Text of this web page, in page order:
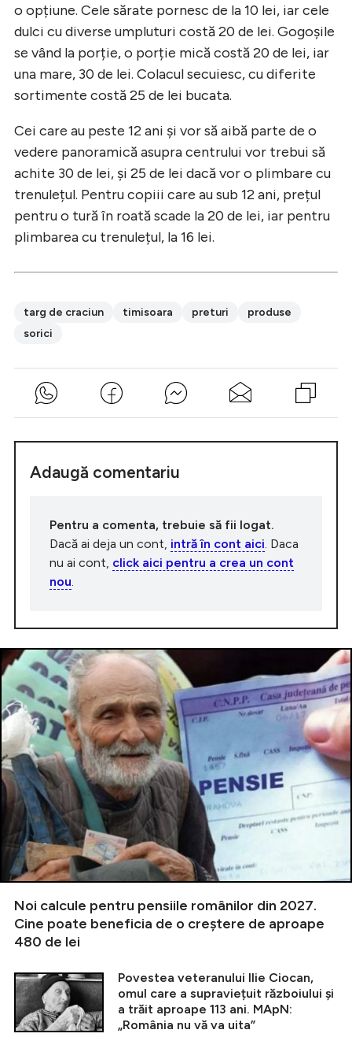
o opțiune. Cele sărate pornesc de la 10 lei, iar cele
dulci cu diverse umpluturi costă 20 de lei. Gogoșile
se vând la porție, o porție mică costă 20 de lei, iar
una mare, 30 de lei. Colacul secuiesc, cu diferite
sortimente costă 25 de lei bucata.
Cei care au peste 12 ani și vor să aibă parte de o
vedere panoramică asupra centrului vor trebui să
achite 30 de lei, și 25 de lei dacă vor o plimbare cu
trenulețul. Pentru copiii care au sub 12 ani, prețul
pentru o tură în roată scade la 20 de lei, iar pentru
plimbarea cu trenulețul, la 16 lei.
targ de craciun timisoara preturi
produse
sorici
Adaugă comentariu
Pentru a comenta, trebuie să fii logat.
Dacă ai deja un cont, intră în cont aici . Daca
nu ai cont, click aici pentru a crea un cont
nou
Noi calcule pentru pensiile românilor din 2027.
Cine poate beneficia de o creștere de aproape
480 de lei
Povestea veteranului Ilie Ciocan,
omul care a supraviețuit războiului și
a trăit aproape 113 ani. MApN:
„România nu vă va uita”